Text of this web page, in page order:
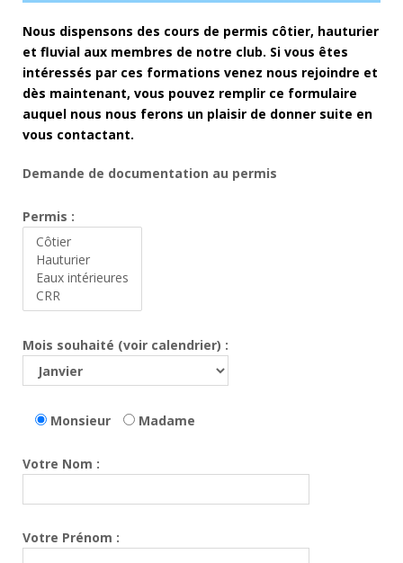
Nous dispensons des cours de permis côtier, hauturier
et fluvial aux membres de notre club. Si vous êtes
intéressés par ces formations venez nous rejoindre et
dès maintenant, vous pouvez remplir ce formulaire
auquel nous nous ferons un plaisir de donner suite en
vous contactant.
Demande de documentation au permis
Permis :
Mois souhaité (voir calendrier) :
Monsieur Madame
Votre Nom :
Votre Prénom :